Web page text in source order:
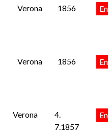
Verona 1856
Verona 1856
Verona
4.
7.1857